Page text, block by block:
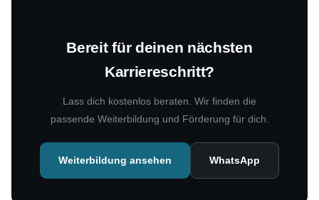
Bereit für deinen nächsten
Karriereschritt?
Lass dich kostenlos beraten. Wir finden die
passende Weiterbildung und Förderung für dich.
Weiterbildung ansehen WhatsApp